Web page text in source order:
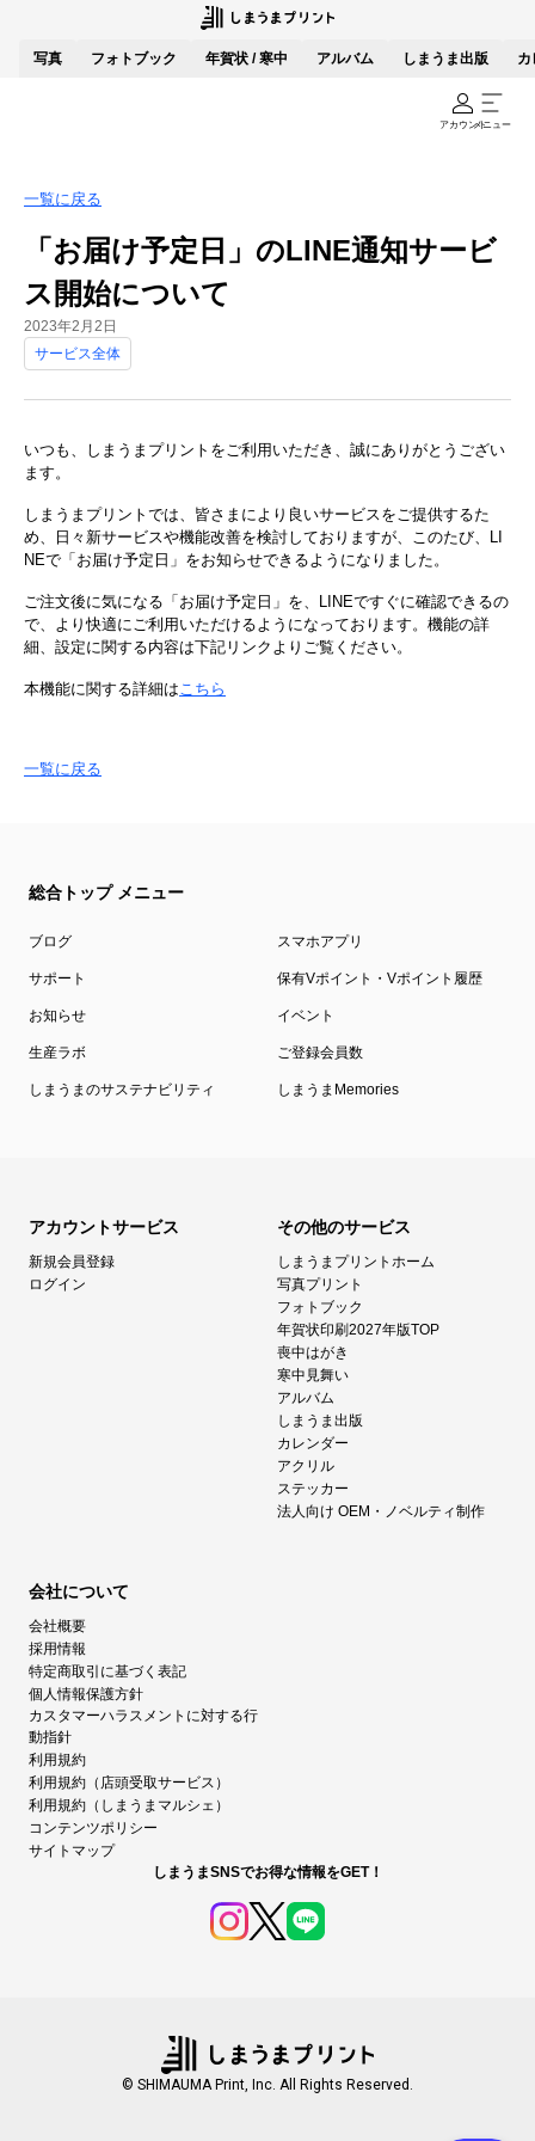
写真 フォトブック 年賀状 / 寒中 アルバム しまうま出版 カ
アカウントメニュー
一覧に戻る
「お届け予定日」のLINE通知サービ
ス開始について
2023年2月2日
サービス全体
いつも、しまうまプリントをご利用いただき、誠にありがとうござい
ます。
しまうまプリントでは、皆さまにより良いサービスをご提供するた
め、日々新サービスや機能改善を検討しておりますが、このたび、LI
NEで「お届け予定日」をお知らせできるようになりました。
ご注文後に気になる「お届け予定日」を、LINEですぐに確認できるの
で、より快適にご利用いただけるようになっております。機能の詳
細、設定に関する内容は下記リンクよりご覧ください。
本機能に関する詳細はこちら
一覧に戻る
総合トップ メニュー
ブログ スマホアプリ
サポート 保有Vポイント・Vポイント履歴
お知らせ イベント
生産ラボ ご登録会員数
しまうまのサステナビリティ しまうまMemories
アカウントサービス
新規会員登録
ログイン
その他のサービス
しまうまプリントホーム
写真プリント
フォトブック
年賀状印刷2027年版TOP
喪中はがき
寒中見舞い
アルバム
しまうま出版
カレンダー
アクリル
ステッカー
法人向け OEM・ノベルティ制作
会社について
会社概要
採用情報
特定商取引に基づく表記
個人情報保護方針
カスタマーハラスメントに対する行
動指針
利用規約
利用規約（店頭受取サービス）
利用規約（しまうまマルシェ）
コンテンツポリシー
サイトマップ
しまうまSNSでお得な情報をGET！
© SHIMAUMA Print, Inc. All Rights Reserved.